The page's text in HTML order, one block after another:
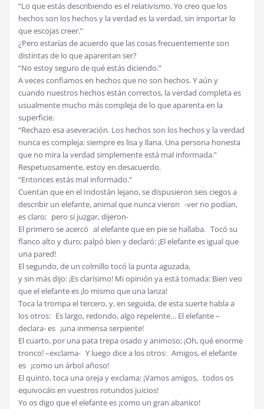
“Lo que estás describiendo es el relativismo. Yo creo que los
hechos son los hechos y la verdad es la verdad, sin importar lo
que escojas creer.”
¿Pero estarías de acuerdo que las cosas frecuentemente son
distintas de lo que aparentan ser?
“No estoy seguro de qué estás diciendo.”
A veces confiamos en hechos que no son hechos. Y aún y
cuando nuestros hechos están correctos, la verdad completa es
usualmente mucho más compleja de lo que aparenta en la
superficie.
“Rechazo esa aseveración. Los hechos son los hechos y la verdad
nunca es compleja: siempre es lisa y llana. Una persona honesta
que no mira la verdad simplemente está mal informada.”
Respetuosamente, estoy en desacuerdo.
“Entonces estás mal informado.”
Cuentan que en el Indostán lejano, se dispusieron seis ciegos a
describir un elefante, animal que nunca vieron -ver no podían,
es claro; pero sí juzgar, dijeron-
El primero se acercó al elefante que en pie se hallaba. Tocó su
flanco alto y duro; palpó bien y declaró: ¡El elefante es igual que
una pared!
El segundo, de un colmillo tocó la punta aguzada,
y sin más dijo: ¡Es clarísimo! Mi opinión ya está tomada: Bien veo
que el elefante es ¡lo mismo que una lanza!
Toca la trompa el tercero, y, en seguida, de esta suerte habla a
los otros: Es largo, redondo, algo repelente… El elefante –
declara- es ¡una inmensa serpiente!
El cuarto, por una pata trepa osado y animoso; ¡Oh, qué enorme
tronco! –exclama- Y luego dice a los otros: Amigos, el elefante
es ¡como un árbol añoso!
El quinto, toca una oreja y exclama: ¡Vamos amigos, todos os
equivocáis en vuestros rotundos juicios!
Yo os digo que el elefante es ¡como un gran abanico!